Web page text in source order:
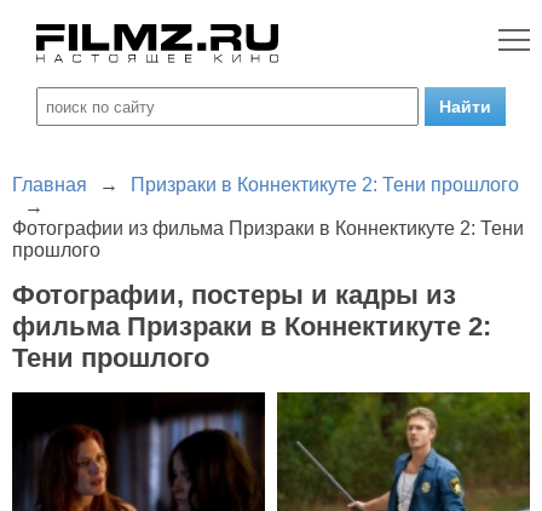
Главная →
Призраки в Коннектикуте 2: Тени прошлого
→
Фотографии из фильма Призраки в Коннектикуте 2: Тени
прошлого
Фотографии, постеры и кадры из
фильма Призраки в Коннектикуте 2:
Тени прошлого